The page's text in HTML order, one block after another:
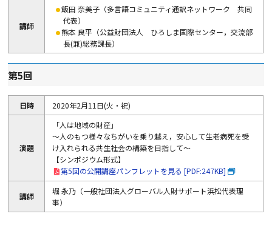
講師
飯田 奈美子（多言語コミュニティ通訳ネットワーク 共同
代表）
熊本 良平（公益財団法人 ひろしま国際センター，交流部
長(兼)総務課長）
第5回
日時 2020年2月11日(火・祝)
演題
「人は地域の財産」
～人のもつ様々なちがいを乗り越え，安心して生老病死を受
け入れられる共生社会の構築を目指して～
【シンポジウム形式】
第5回の公開講座パンフレットを見る [PDF:247KB]
講師
堀 永乃（一般社団法人グローバル人財サポート浜松代表理
事）